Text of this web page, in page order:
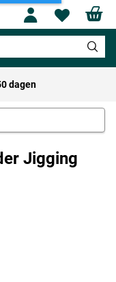
Profile
dagen
Jigging